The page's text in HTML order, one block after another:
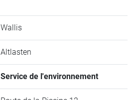
Wallis
Altlasten
Service de l'environnement